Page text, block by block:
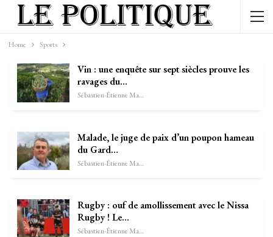
Home Sports
Vin : une enquête sur sept siècles prouve les
ravages du…
Sébastien-Étienne Marechal
Malade, le juge de paix d’un poupon hameau
du Gard…
Sébastien-Étienne Marechal
Rugby : ouf de amollissement avec le Nissa
Rugby ! Le…
Sébastien-Étienne Marechal